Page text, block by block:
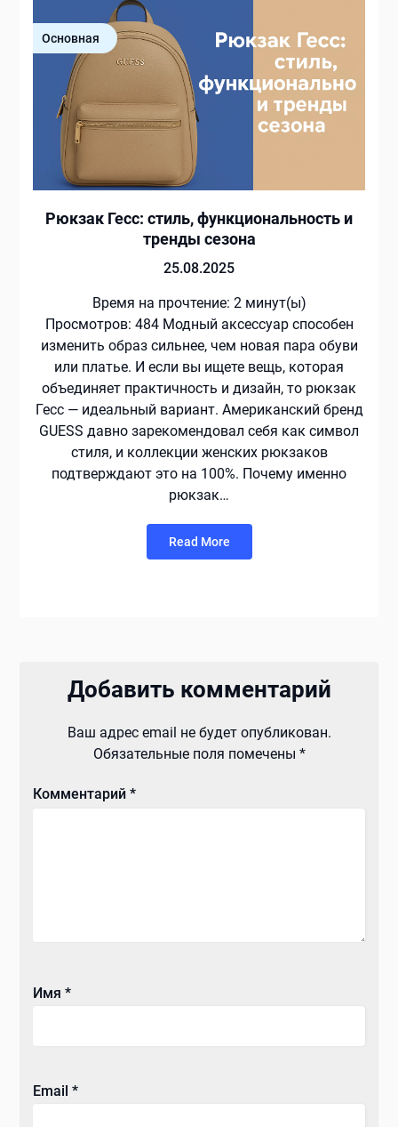
Основная
Рюкзак Гесс: стиль, функциональность и
тренды сезона
25.08.2025
Время на прочтение: 2 минут(ы)
Просмотров: 484 Модный аксессуар способен
изменить образ сильнее, чем новая пара обуви
или платье. И если вы ищете вещь, которая
объединяет практичность и дизайн, то рюкзак
Гесс — идеальный вариант. Американский бренд
GUESS давно зарекомендовал себя как символ
стиля, и коллекции женских рюкзаков
подтверждают это на 100%. Почему именно
рюкзак…
Read More
Добавить комментарий
Ваш адрес email не будет опубликован.
Обязательные поля помечены *
Комментарий*
Имя*
Email*